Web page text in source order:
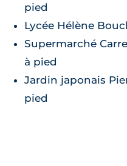
pied
Lycée Hélène
Supermarché
à pied
Jardin japonais
pied